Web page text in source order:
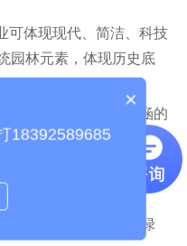
可体现现代、简洁、科技
园林元素，体现历史底
道路进行富有文化内涵的
如白玉兰象征进取，竹子
员工。
建设节水型、生态型绿
×
18392589685